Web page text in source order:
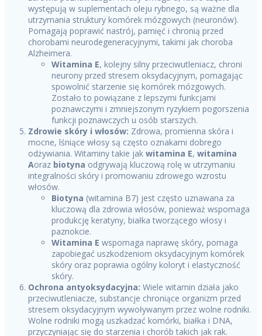
występują w suplementach oleju rybnego, są ważne dla
utrzymania struktury komórek mózgowych (neuronów).
Pomagają poprawić nastrój, pamięć i chronią przed
chorobami neurodegeneracyjnymi, takimi jak choroba
Alzheimera.
Witamina E, kolejny silny przeciwutleniacz, chroni
neurony przed stresem oksydacyjnym, pomagając
spowolnić starzenie się komórek mózgowych.
Zostało to powiązane z lepszymi funkcjami
poznawczymi i zmniejszonym ryzykiem pogorszenia
funkcji poznawczych u osób starszych.
Zdrowie skóry i włosów: Zdrowa, promienna skóra i
mocne, lśniące włosy są często oznakami dobrego
odżywiania. Witaminy takie jak witamina E, witamina
Aoraz biotyna odgrywają kluczową rolę w utrzymaniu
integralności skóry i promowaniu zdrowego wzrostu
włosów.
Biotyna (witamina B7) jest często uznawana za
kluczową dla zdrowia włosów, ponieważ wspomaga
produkcję keratyny, białka tworzącego włosy i
paznokcie.
Witamina E wspomaga naprawę skóry, pomaga
zapobiegać uszkodzeniom oksydacyjnym komórek
skóry oraz poprawia ogólny koloryt i elastyczność
skóry.
Ochrona antyoksydacyjna: Wiele witamin działa jako
przeciwutleniacze, substancje chroniące organizm przed
stresem oksydacyjnym wywoływanym przez wolne rodniki.
Wolne rodniki mogą uszkadzać komórki, białka i DNA,
przyczyniając się do starzenia i chorób takich jak rak.